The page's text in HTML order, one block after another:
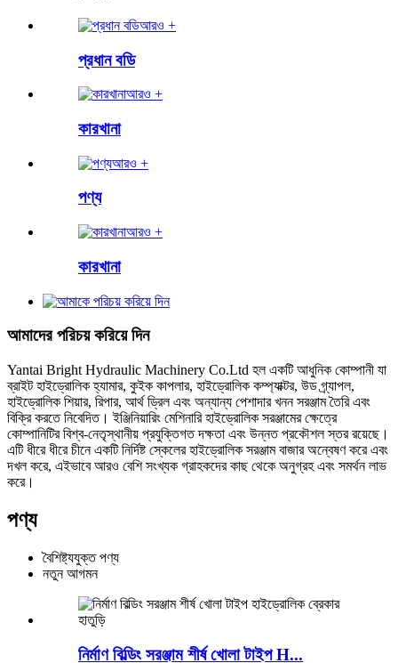
আরও +
প্রধান বডি
আরও +
কারখানা
আরও +
পণ্য
আরও +
কারখানা
আমাদের পরিচয় করিয়ে দিন
Yantai Bright Hydraulic Machinery Co.Ltd হল একটি আধুনিক কোম্পানী যা
ব্রাইট হাইড্রোলিক হ্যামার, কুইক কাপলার, হাইড্রোলিক কম্প্যাক্টর, উড গ্র্যাপল,
হাইড্রোলিক শিয়ার, রিপার, আর্থ ড্রিল এবং অন্যান্য পেশাদার খনন সরঞ্জাম তৈরি এবং
বিক্রি করতে নিবেদিত। ইঞ্জিনিয়ারিং মেশিনারি হাইড্রোলিক সরঞ্জামের ক্ষেত্রে
কোম্পানিটির বিশ্ব-নেতৃস্থানীয় প্রযুক্তিগত দক্ষতা এবং উন্নত প্রকৌশল স্তর রয়েছে।
এটি ধীরে ধীরে চীনে একটি নির্দিষ্ট স্কেলের হাইড্রোলিক সরঞ্জাম বাজার অন্বেষণ করে এবং
দখল করে, এইভাবে আরও বেশি সংখ্যক গ্রাহকদের কাছ থেকে অনুগ্রহ এবং সমর্থন লাভ
করে।
পণ্য
বৈশিষ্ট্যযুক্ত পণ্য
নতুন আগমন
নির্মাণ বিল্ডিং সরঞ্জাম শীর্ষ খোলা টাইপ H...